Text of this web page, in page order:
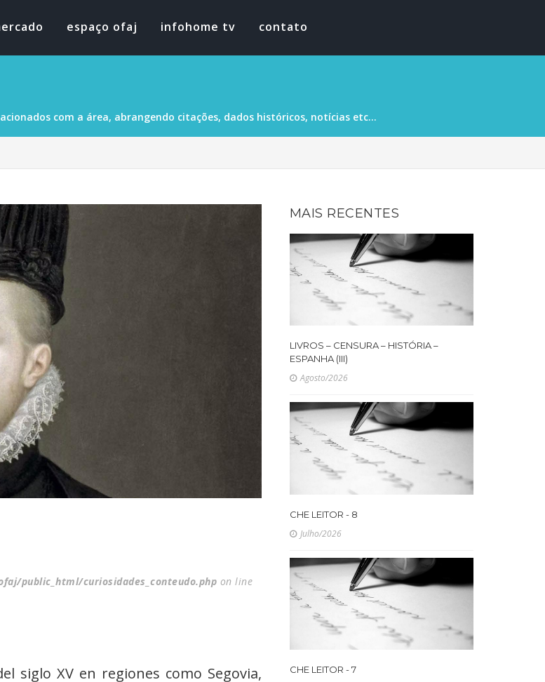
espaço ofaj infohome tv contato
com a área, abrangendo citações, dados históricos, notícias etc...
public_html/curiosidades_conteudo.php on line
siglo XV en regiones como Segovia,
MAIS RECENTES
LIVROS – CENSURA – HISTÓRIA –
ESPANHA (III)
Agosto/2026
CHE LEITOR - 8
Julho/2026
CHE LEITOR - 7